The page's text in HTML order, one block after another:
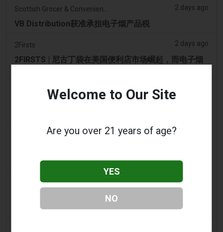
2 days ago
VB Distribution获准承担电子烟产品税
2Firsts 2 days ago
2FIRSTS | 尼古丁袋在美国便利店市场崛起，而电子烟
The Irish Times
Tico Times
Tobacco Reporter 2 days ago
Ohio 评估执行非法电子烟销售的权力 – Tobacco
Reporter
Welcome to Our Site
Are you over 21 years of age?
YES
NO